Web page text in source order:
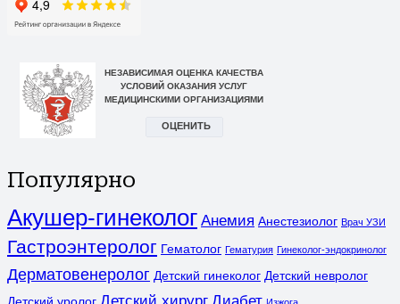
Популярно
Акушер-гинеколог Анемия Анестезиолог Врач УЗИ
Гастроэнтеролог Гематолог Гематурия Гинеколог-эндокринолог
Дерматовенеролог Детский гинеколог Детский невролог
Детский хирург Диабет